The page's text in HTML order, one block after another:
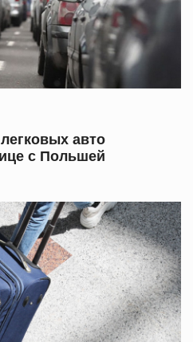
авто
с Польшей